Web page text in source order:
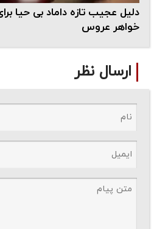
دلیل عجیب تازه داماد بی حیا
خواهر عروس
ارسال نظر